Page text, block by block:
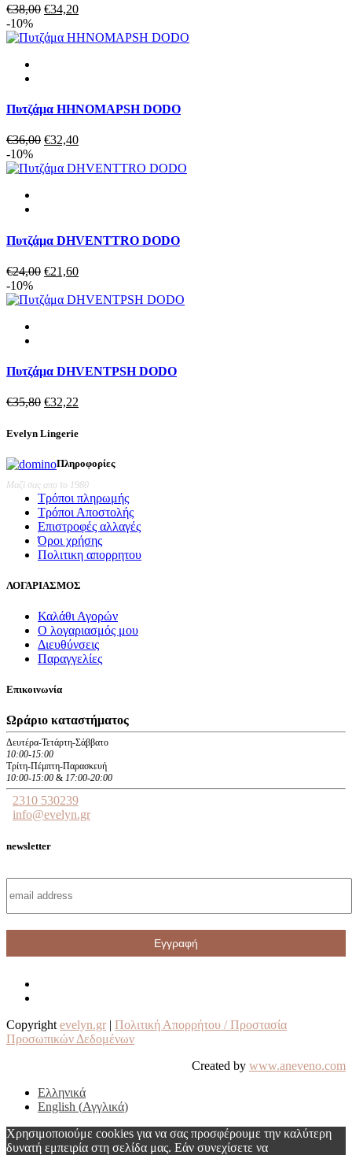
€38,00 Original
was:
€34,20Η
τιμή
-10%
Πυτζάμα HHNOMAPSH DODO
€36,00 Original
was:
€32,40Η
τιμή
-10%
Πυτζάμα DHVENTTRO DODO
€24,00 Original
was:
€21,60Η
τιμή
-10%
Πυτζάμα DHVENTPSH DODO
€35,80 Original
was:
€35,80.
€32,22
τιμή
€32,22.
Evelyn Lingerie
Μαζί σας απο το 1980
Πληροφορίες
Τρόποι πληρωμής
Τρόποι Αποστολής
Επιστροφές αλλαγές
Όροι χρήσης
Πολιτικη απορρητου
ΛΟΓΑΡΙΑΣΜΟΣ
Καλάθι Αγορών
Ο λογαριασμός μου
Διευθύνσεις
Παραγγελίες
Επικοινωνία
Ωράριο καταστήματος
Δευτέρα-Τετάρτη-Σάββατο
10:00-15:00
Τρίτη-Πέμπτη-Παρασκευή
10:00-15:00 & 17:00-20:00
2310 530239
info@evelyn.gr
newsletter
Copyright evelyn.gr | Πολιτική Απορρήτου / Προστασία
Προσωπικών Δεδομένων
Created by www.aneveno.com
Ελληνικά
English (Αγγλικά)
Χρησιμοποιούμε cookies για να σας προσφέρουμε την καλύτερη
δυνατή εμπειρία στη σελίδα μας. Εάν συνεχίσετε να